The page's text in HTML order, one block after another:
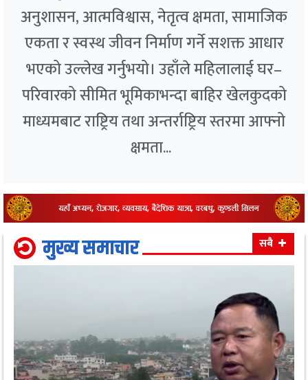
अनुशासन, आत्मविश्वास, नेतृत्व क्षमता, सामाजिक
एकता र स्वस्थ जीवन निर्माण गर्ने सशक्त आधार
भएको उल्लेख गर्नुभयो। उहाँले महिलालाई घर–
परिवारको सीमित भूमिकाभन्दा बाहिर खेलकुदको
माध्यमबाट राष्ट्रिय तथा अन्तर्राष्ट्रिय स्तरमा आफ्नो
क्षमता...
मुख्य समाचार सबै